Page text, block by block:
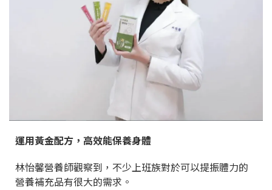
運用黃金配方，高效能保養身體
林怡馨營養師觀察到，不少上班族對於可以提振體力的
營養補充品有很大的需求。